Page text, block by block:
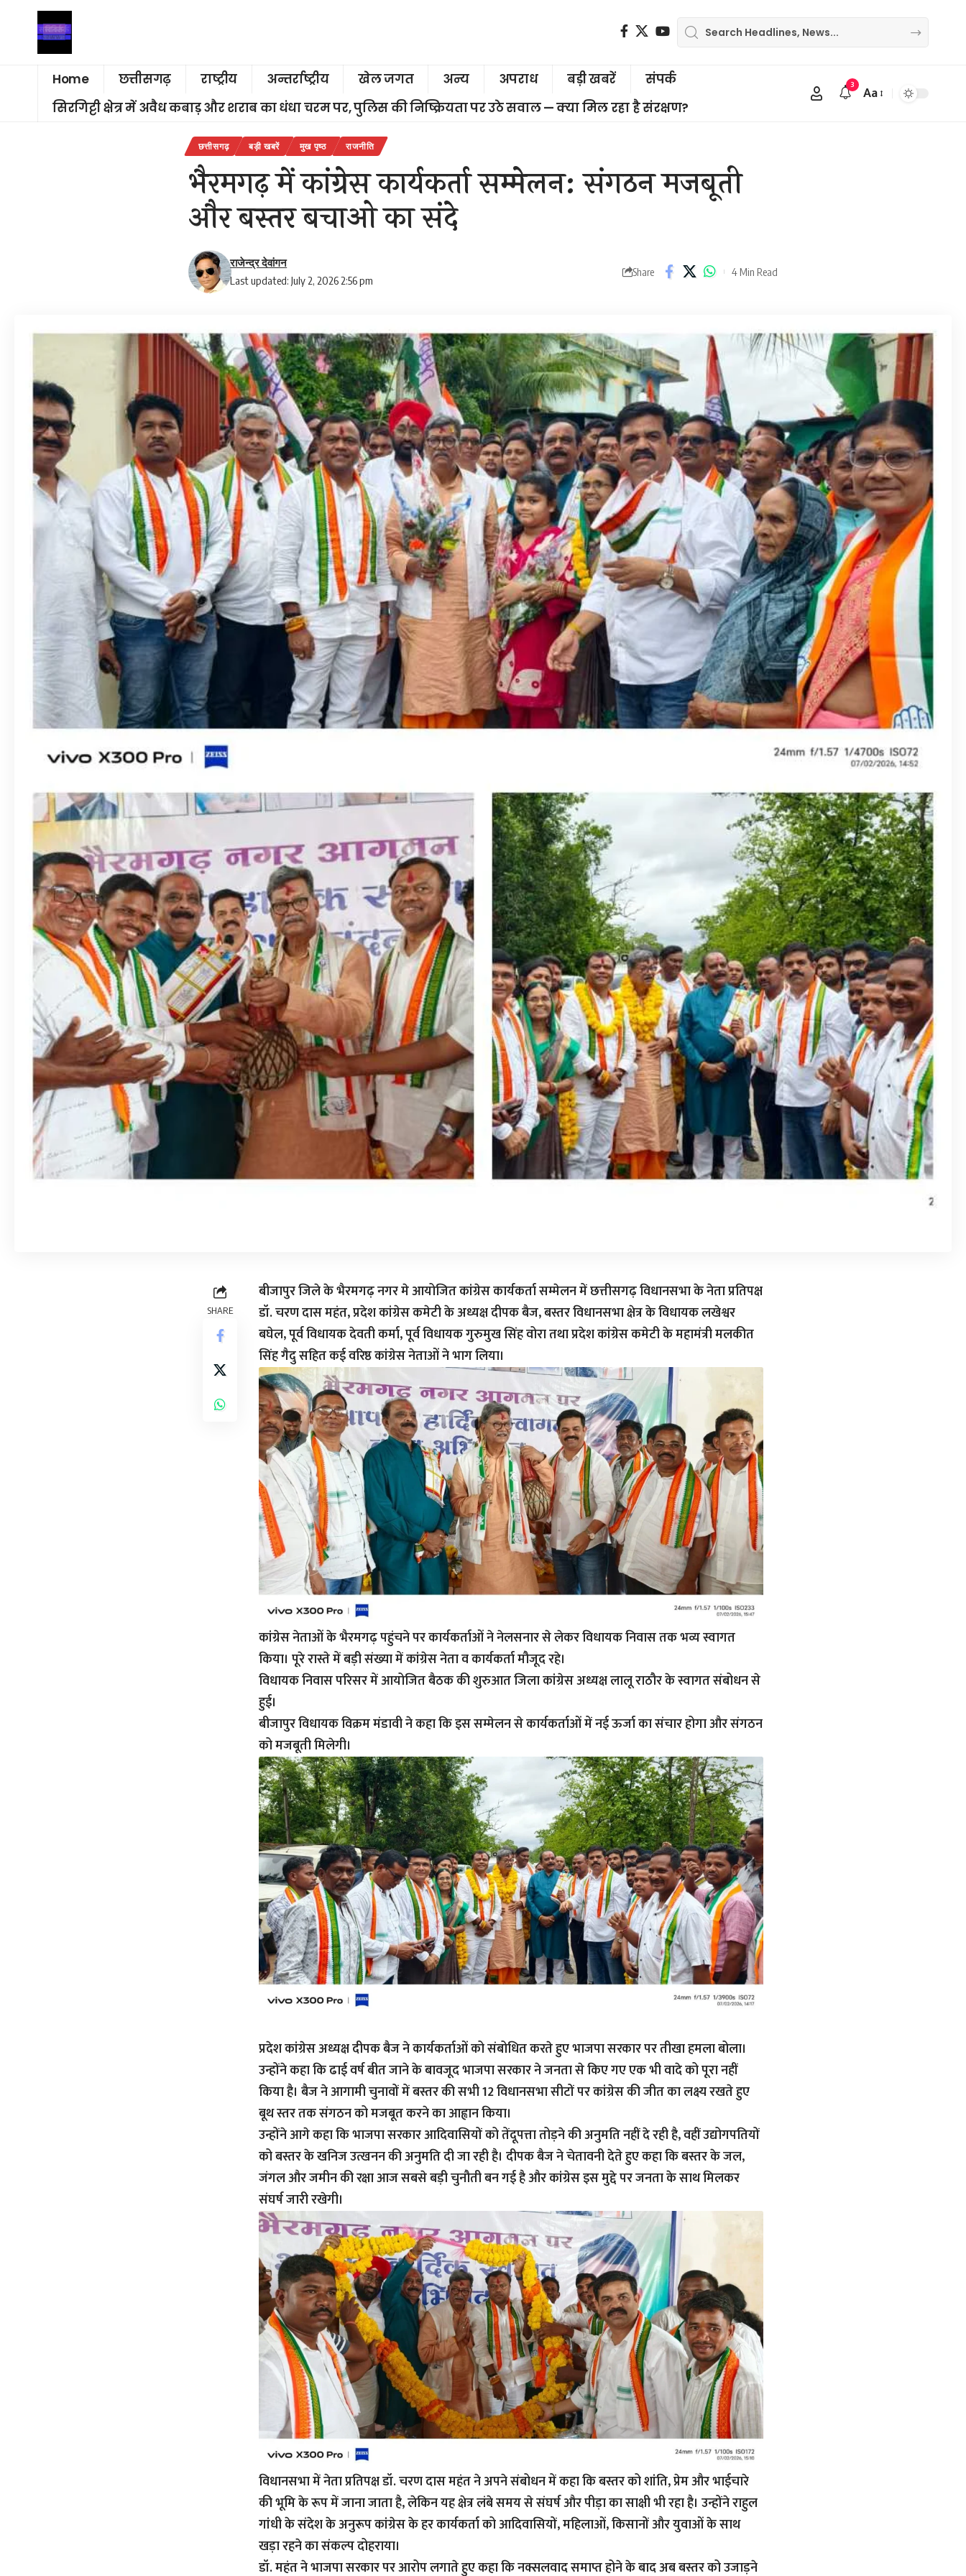
Home छत्तीसगढ़ राष्ट्रीय अन्तर्राष्ट्रीय खेल जगत अन्य अपराध बड़ी खबरें
संपर्क
सिरगिट्टी क्षेत्र में अवैध कबाड़ और शराब का धंधा चरम पर, पुलिस की निष्क्रियता पर उठे सवाल — क्या मिल रहा है संरक्षण?
3
Font
Aa
छत्तीसगढ़ बड़ी खबरें मुख पृष्ठ राजनीति
भैरमगढ़ में कांग्रेस कार्यकर्ता सम्मेलन: संगठन मजबूती
और बस्तर बचाओ का संदे
Last updated: July 2, 2026 2:56 pm
राजेन्द्र देवांगन
Share 4 Min Read
SHARE
बीजापुर जिले के भैरमगढ़ नगर मे आयोजित कांग्रेस कार्यकर्ता सम्मेलन में छत्तीसगढ़ विधानसभा के नेता प्रतिपक्ष
डॉ. चरण दास महंत, प्रदेश कांग्रेस कमेटी के अध्यक्ष दीपक बैज, बस्तर विधानसभा क्षेत्र के विधायक लखेश्वर
बघेल, पूर्व विधायक देवती कर्मा, पूर्व विधायक गुरुमुख सिंह वोरा तथा प्रदेश कांग्रेस कमेटी के महामंत्री मलकीत
सिंह गैदु सहित कई वरिष्ठ कांग्रेस नेताओं ने भाग लिया।
कांग्रेस नेताओं के भैरमगढ़ पहुंचने पर कार्यकर्ताओं ने नेलसनार से लेकर विधायक निवास तक भव्य स्वागत
किया। पूरे रास्ते में बड़ी संख्या में कांग्रेस नेता व कार्यकर्ता मौजूद रहे।
विधायक निवास परिसर में आयोजित बैठक की शुरुआत जिला कांग्रेस अध्यक्ष लालू राठौर के स्वागत संबोधन से
हुई।
बीजापुर विधायक विक्रम मंडावी ने कहा कि इस सम्मेलन से कार्यकर्ताओं में नई ऊर्जा का संचार होगा और संगठन
को मजबूती मिलेगी।
प्रदेश कांग्रेस अध्यक्ष दीपक बैज ने कार्यकर्ताओं को संबोधित करते हुए भाजपा सरकार पर तीखा हमला बोला।
उन्होंने कहा कि ढाई वर्ष बीत जाने के बावजूद भाजपा सरकार ने जनता से किए गए एक भी वादे को पूरा नहीं
किया है। बैज ने आगामी चुनावों में बस्तर की सभी 12 विधानसभा सीटों पर कांग्रेस की जीत का लक्ष्य रखते हुए
बूथ स्तर तक संगठन को मजबूत करने का आह्वान किया।
उन्होंने आगे कहा कि भाजपा सरकार आदिवासियों को तेंदूपत्ता तोड़ने की अनुमति नहीं दे रही है, वहीं उद्योगपतियों
को बस्तर के खनिज उत्खनन की अनुमति दी जा रही है। दीपक बैज ने चेतावनी देते हुए कहा कि बस्तर के जल,
जंगल और जमीन की रक्षा आज सबसे बड़ी चुनौती बन गई है और कांग्रेस इस मुद्दे पर जनता के साथ मिलकर
संघर्ष जारी रखेगी।
विधानसभा में नेता प्रतिपक्ष डॉ. चरण दास महंत ने अपने संबोधन में कहा कि बस्तर को शांति, प्रेम और भाईचारे
की भूमि के रूप में जाना जाता है, लेकिन यह क्षेत्र लंबे समय से संघर्ष और पीड़ा का साक्षी भी रहा है। उन्होंने राहुल
गांधी के संदेश के अनुरूप कांग्रेस के हर कार्यकर्ता को आदिवासियों, महिलाओं, किसानों और युवाओं के साथ
खड़ा रहने का संकल्प दोहराया।
डॉ. महंत ने भाजपा सरकार पर आरोप लगाते हुए कहा कि नक्सलवाद समाप्त होने के बाद अब बस्तर को उजाड़ने